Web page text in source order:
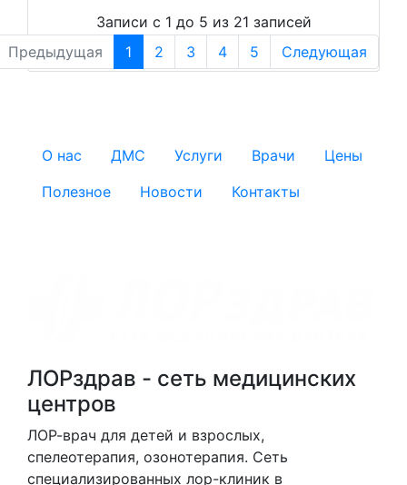
Записи с 1 до 5 из 21 записей
Предыдущая
1 2 3 4 5 Следующая
О нас ДМС Услуги Врачи
Цены
Полезное
Новости Контакты
ЛОРздрав - сеть медицинских
центров
ЛОР-врач для детей и взрослых,
спелеотерапия, озонотерапия. Cеть
специализированных лор-клиник в